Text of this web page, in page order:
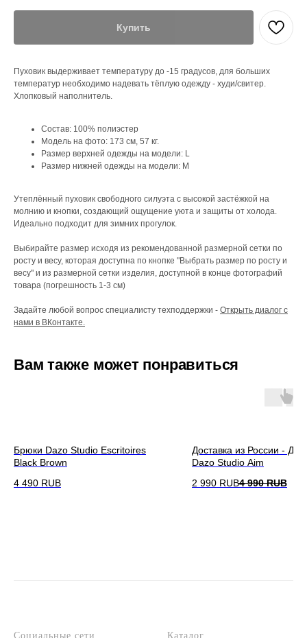
Купить
Пуховик выдерживает температуру до -15 градусов, для больших
температур необходимо надевать тёплую одежду - худи/свитер.
Хлопковый наполнитель.
Состав: 100% полиэстер
Модель на фото: 173 см, 57 кг.
Размер верхней одежды на модели: L
Размер нижней одежды на модели: М
Утеплённый пуховик свободного силуэта с высокой застёжкой на
молнию и кнопки, создающий ощущение уюта и защиты от холода.
Идеально подходит для зимних прогулок.
Выбирайте размер исходя из рекомендованной размерной сетки по
росту и весу, которая доступна по кнопке "Выбрать размер по росту и
весу" и из размерной сетки изделия, доступной в конце фотографий
товара (погрешность 1-3 см)
Задайте любой вопрос специалисту техподдержки - Открыть диалог с
нами в ВКонтакте.
Вам также может понравиться
Брюки Dazo Studio Escritoires
Black Brown
4 490 RUB
Доставка из России -
Dazo Studio Aim
2 990 RUB4 990 RUB
Социальные сети Каталог